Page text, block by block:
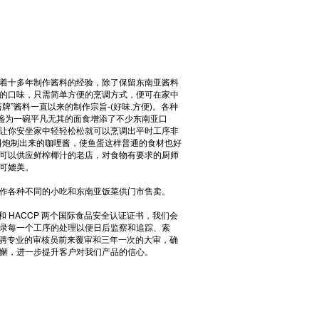
十多年制作酱料的经验，除了保留东南亚酱料
口味，只需简单方便的烹调方式，便可在家中
”酱料一直以来的制作宗旨-(好味.方便)。各种
一碗平凡无其的面食增添了不少东南亚口
你安坐家中轻轻松松就可以烹调出平时工序非
制出来的咖哩酱，使鱼蛋这样普通的食材也好
以供应鲜榨椰汁的老店，对食物有要求的厨师
媲美。
种不同的小吃和东南亚饭菜供门市售卖。
HACCP 两个国际食品安全认证证书，我们会
每一个工序的处理以便日后监察和追踪、索
专业的审核员前来覆审和三年一次的大审，确
，进一步提升客户对我们产品的信心。